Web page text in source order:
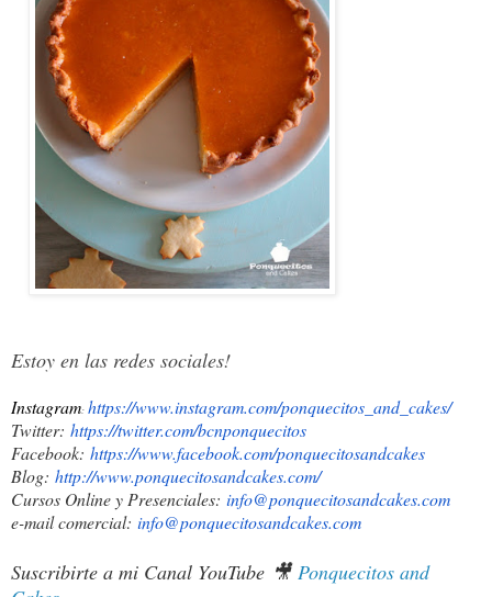
Estoy en las redes sociales!
Instagram: https://www.instagram.com/ponquecitos_and_cakes/
Twitter: https://twitter.com/bcnponquecitos
Facebook: https://www.facebook.com/ponquecitosandcakes
Blog: http://www.ponquecitosandcakes.com/
Cursos Online y Presenciales: info@ponquecitosandcakes.com
e-mail comercial: info@ponquecitosandcakes.com
Suscribirte a mi Canal YouTube 🎥 Ponquecitos and